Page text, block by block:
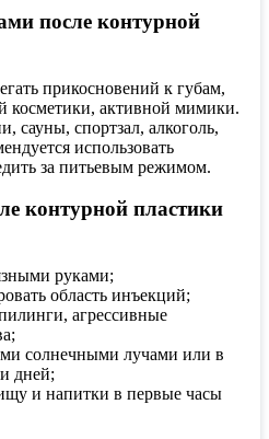
после контурной
прикосновений к губам,
косметики, активной мимики.
сауны, спортзал, алкоголь,
использовать
за питьевым режимом.
контурной пластики
руками;
область инъекций;
агрессивные
солнечными лучами или в
дней;
и напитки в первые часы